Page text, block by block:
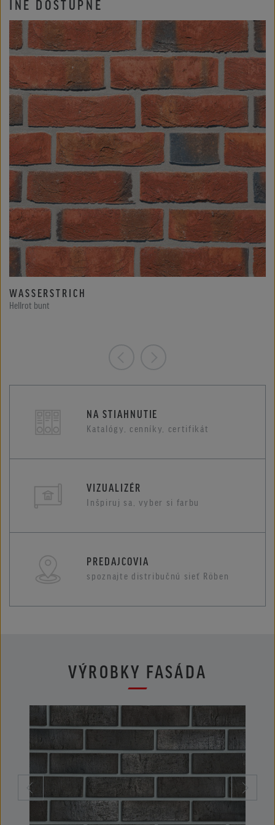
INÉ DOSTUPNÉ
WASSERSTRICH
Hellrot bunt
NA STIAHNUTIE
Katalógy, cenníky, certifikát
VIZUALIZÉR
Inšpiruj sa, vyber si farbu
PREDAJCOVIA
spoznajte distribučnú sieť Röben
VÝROBKY FASÁDA